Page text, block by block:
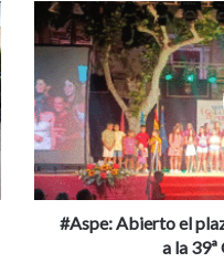
#Aspe:
Abierto
el
plazo
para
presentar
candidaturas
a
la
#Aspe: Abierto el
a la